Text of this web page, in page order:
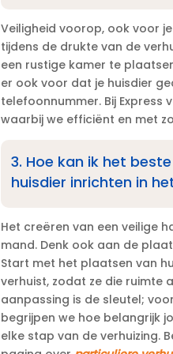
Veiligheid voorop, ook voor
tijdens de drukte van de
een rustige kamer te
er ook voor dat je huisdier
telefoonnummer.​ Bij Express
waarbij we efficiënt en met
3.​ Hoe kan ik het
huisdier inrichten in
Het creëren van een veilige
mand.​ Denk ook aan de
Start met het plaatsen van
verhuist, zodat ze die ruimte
aanpassing is de sleutel;
begrijpen we hoe belangrijk
elke stap van de verhuizing.​